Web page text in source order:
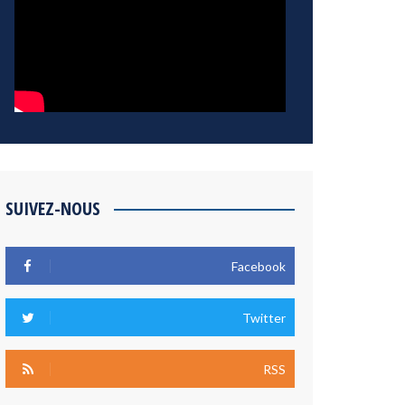
SUIVEZ-NOUS
Facebook
Twitter
RSS